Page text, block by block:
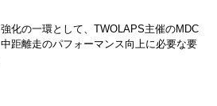
化の一環として、TWOLAPS主催のMDC
距離走のパフォーマンス向上に必要な要